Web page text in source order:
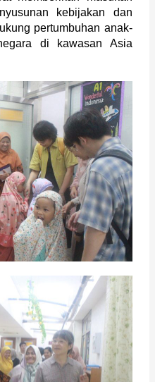
kebijakan dan
pertumbuhan anak-
di kawasan Asia